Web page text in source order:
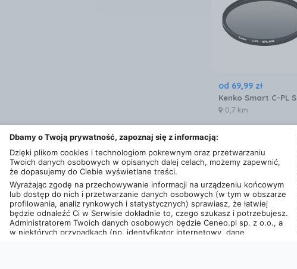
od 69,99 zł
0,7 km
Dbamy o Twoją prywatność, zapoznaj się z informacją:
Dzięki plikom cookies i technologiom pokrewnym oraz przetwarzaniu
Twoich danych osobowych w opisanych dalej celach, możemy zapewnić,
że dopasujemy do Ciebie wyświetlane treści.
Wyrażając zgodę na przechowywanie informacji na urządzeniu końcowym
lub dostęp do nich i przetwarzanie danych osobowych (w tym w obszarze
profilowania, analiz rynkowych i statystycznych) sprawiasz, że łatwiej
będzie odnaleźć Ci w Serwisie dokładnie to, czego szukasz i potrzebujesz.
Administratorem Twoich danych osobowych będzie Ceneo.pl sp. z o.o., a
w niektórych przypadkach (np. identyfikator internetowy, dane